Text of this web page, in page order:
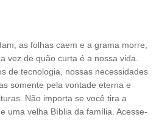
as folhas caem e a grama morre,
vez de quão curta é a nossa vida.
de tecnologia, nossas necessidades
somente pela vontade eterna e
Não importa se você tira a
uma velha Bíblia da família. Acesse-